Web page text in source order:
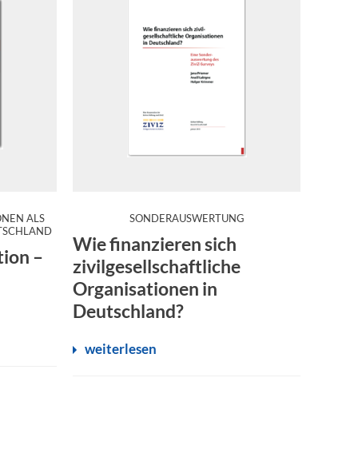
von Unternehmen. In diesem Bericht liegt
ALS
:
–
Chase Foundation haben eine eigene
SONDERAUSWERTUNG:
Wie finanzieren sich
zivilgesellschaftliche
Organisationen in
Deutschland?
Der Dritte Sektor ist in Deutschland äußerst
weiterlesen